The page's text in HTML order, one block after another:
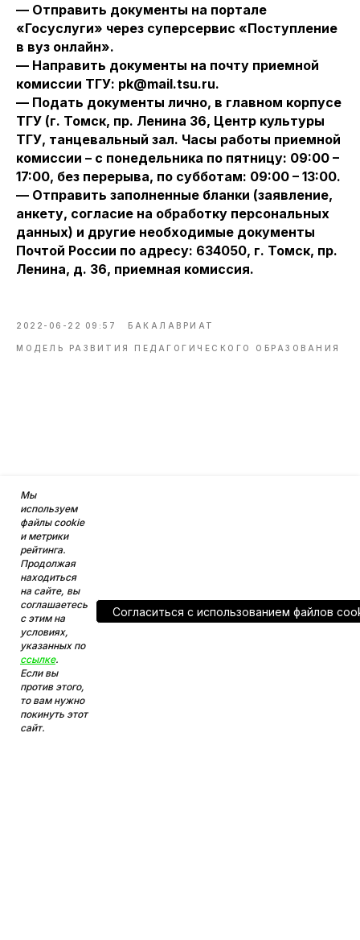
Мы
используем
файлы cookie
и метрики
рейтинга.
Продолжая
находиться
на сайте, вы
соглашаетесь
с этим на
условиях,
указанных по
ссылке.
Если вы
против этого,
то вам нужно
покинуть этот
сайт.
Согласитьcя с использованием файлов
— Отправить документы на портале
«Госуслуги» через суперсервис «Поступление
в вуз онлайн».
— Направить документы на почту приемной
комиссии ТГУ: pk@mail.tsu.ru.
— Подать документы лично, в главном корпусе
ТГУ (г. Томск, пр. Ленина 36, Центр культуры
ТГУ, танцевальный зал. Часы работы приемной
комиссии – с понедельника по пятницу: 09:00 –
17:00, без перерыва, по субботам: 09:00 – 13:00.
— Отправить заполненные бланки (заявление,
анкету, согласие на обработку персональных
данных) и другие необходимые документы
Почтой России по адресу: 634050, г. Томск, пр.
Ленина, д. 36, приемная комиссия.
2022-06-22 09:57 БАКАЛАВРИАТ
МОДЕЛЬ РАЗВИТИЯ ПЕДАГОГИЧЕСКОГО ОБРАЗОВАНИЯ